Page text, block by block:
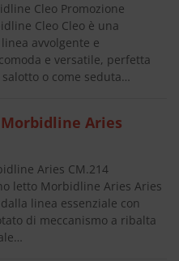
Cleo Promozione
Cleo Cleo è una
avvolgente e
e versatile, perfetta
o come seduta…
Aries
Aries CM.214
letto Morbidline Aries Aries
linea essenziale con
di meccanismo a ribalta